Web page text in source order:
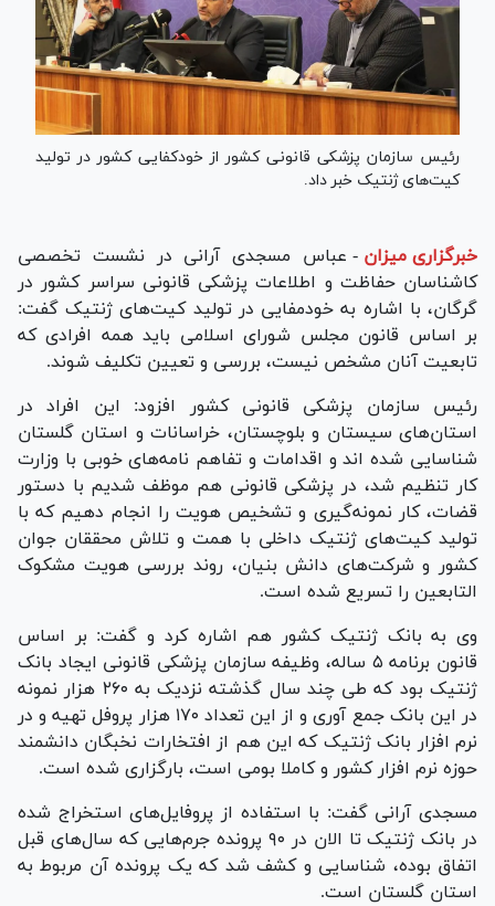
رئیس سازمان پزشکی قانونی کشور از خودکفایی کشور در تولید
کیت‌های ژنتیک خبر داد.
خبرگزاری میزان - عباس مسجدی آرانی در نشست تخصصی
کاشناسان حفاظت و اطلاعات پزشکی قانونی سراسر کشور در
گرگان، با اشاره به خودمفایی در تولید کیت‌های ژنتیک گفت:
بر اساس قانون مجلس شورای اسلامی باید همه افرادی که
تابعیت آنان مشخص نیست، بررسی و تعیین تکلیف شوند.
رئیس سازمان پزشکی قانونی کشور افزود: این افراد در
استان‌های سیستان و بلوچستان، خراسانات و استان گلستان
شناسایی شده اند و اقدامات و تفاهم نامه‌های خوبی با وزارت
کار تنظیم شد، در پزشکی قانونی هم موظف شدیم با دستور
قضات، کار نمونه‌گیری و تشخیص هویت را انجام دهیم که با
تولید کیت‌های ژنتیک داخلی با همت و تلاش محققان جوان
کشور و شرکت‌های دانش بنیان، روند بررسی هویت مشکوک
التابعین را تسریع شده است.
وی به بانک ژنتیک کشور هم اشاره کرد و گفت: بر اساس
قانون برنامه ۵ ساله، وظیفه سازمان پزشکی قانونی ایجاد بانک
ژنتیک بود که طی چند سال گذشته نزدیک به ۲۶۰ هزار نمونه
در این بانک جمع آوری و از این تعداد ۱۷۰ هزار پروفل تهیه و در
نرم افزار بانک ژنتیک که این هم از افتخارات نخبگان دانشمند
حوزه نرم افزار کشور و کاملا بومی است، بارگزاری شده است.
مسجدی آرانی گفت: با استفاده از پروفایل‌های استخراج شده
در بانک ژنتیک تا الان در ۹۰ پرونده جرم‌هایی که سال‌های قبل
اتفاق بوده، شناسایی و کشف شد که یک پرونده آن مربوط به
استان گلستان است.